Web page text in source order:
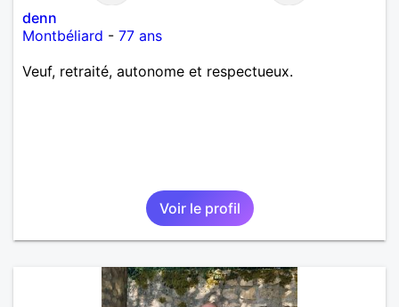
denn
Montbéliard - 77 ans
Veuf, retraité, autonome et respectueux.
Voir le profil